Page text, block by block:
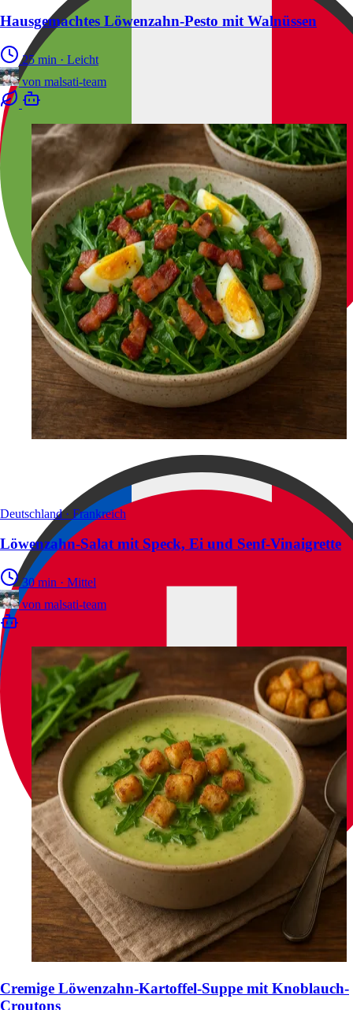
Hausgemachtes Löwenzahn-Pesto mit Walnüssen
25 min · Leicht
von malsati-team
Deutschland · Frankreich
Löwenzahn-Salat mit Speck, Ei und Senf-Vinaigrette
30 min · Mittel
von malsati-team
Cremige Löwenzahn-Kartoffel-Suppe mit Knoblauch-
Croutons